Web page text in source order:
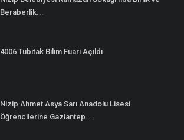
Beraberlik...
4006 Tubitak Bilim Fuarı Açıldı
Nizip Ahmet Asya Sarı Anadolu Lisesi
Öğrencilerine Gaziantep...